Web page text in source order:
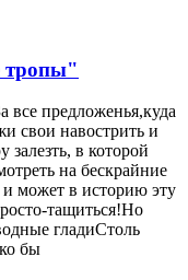
тропы"
все предложенья,куда
свои навострить и
в которой
на бескрайние
может в историю эту
тащиться!Но
гладиСтоль
бы